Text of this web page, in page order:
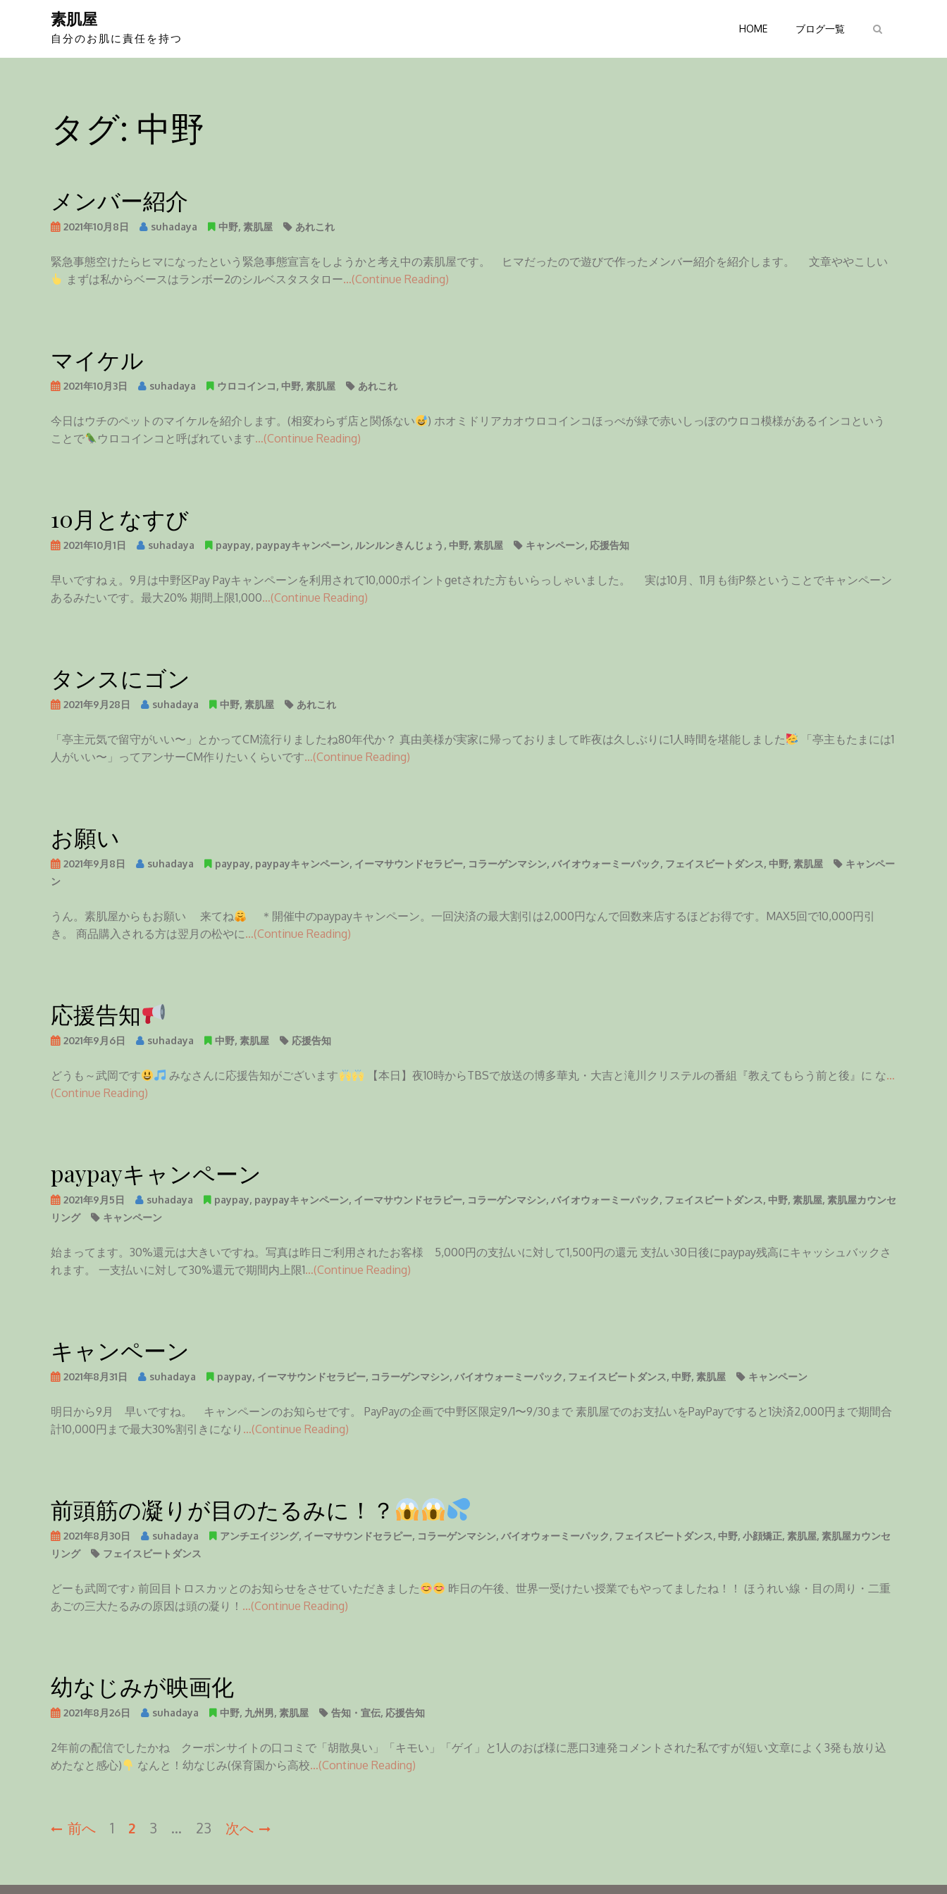
p
素肌屋
自分のお肌に責任を持つ
HOME ブログ一覧
タグ: 中野
メンバー紹介
2021年10月8日 suhadaya 中野, 素肌屋 あれこれ
緊急事態空けたらヒマになったという緊急事態宣言をしようかと考え中の素肌屋です。 ヒマだったので遊びで作ったメンバー紹介を紹介します。 文章ややこしい
まずは私からベースはランボー2のシルベスタスタロー…(Continue Reading)
マイケル
2021年10月3日 suhadaya ウロコインコ, 中野, 素肌屋 あれこれ
今日はウチのペットのマイケルを紹介します。(相変わらず店と関係ない
) ホオミドリアカオウロコインコほっぺが緑で赤いしっぽのウロコ模様があるインコという
ことで
ウロコインコと呼ばれています…(Continue Reading)
10月となすび
2021年10月1日 suhadaya paypay, paypayキャンペーン, ルンルンきんじょう , 中野, 素肌屋 キャンペーン, 応援告知
早いですねぇ。9月は中野区Pay Payキャンペーンを利用されて10,000ポイントgetされた方もいらっしゃいました。 実は10月、11月も街P祭ということでキャンペーン
あるみたいです。最大20% 期間上限1,000…(Continue Reading)
タンスにゴン
2021年9月28日 suhadaya 中野, 素肌屋 あれこれ
「亭主元気で留守がいい〜」とかってCM流行りましたね80年代か？ 真由美様が実家に帰っておりまして昨夜は久しぶりに1人時間を堪能しました
「亭主もたまには1
人がいい〜」ってアンサーCM作りたいくらいです…(Continue Reading)
お願い
2021年9月8日 suhadaya paypay, paypayキャンペーン, イーマサウンドセラピー, コラーゲンマシン, バイオウォーミーパック, フェイスビートダンス, 中野, 素肌屋
キャンペー
ン
うん。素肌屋からもお願い 来てね
＊開催中のpaypayキャンペーン。一回決済の最大割引は2,000円なんで回数来店するほどお得です。MAX5回で10,000円引
き。 商品購入される方は翌月の松やに…(Continue Reading)
応援告知
2021年9月6日 suhadaya 中野, 素肌屋 応援告知
どうも～武岡です みなさんに応援告知がございます 【本日】夜10時からTBSで放送の博多華丸・大吉と滝川クリステルの番組『教えてもらう前と後』に な…
(Continue Reading)
paypayキャンペーン
2021年9月5日 suhadaya paypay, paypayキャンペーン, イーマサウンドセラピー, コラーゲンマシン, バイオウォーミーパック, フェイスビートダンス, 中野, 素肌屋, 素肌屋カウンセ
リング
キャンペーン
始まってます。30%還元は大きいですね。写真は昨日ご利用されたお客様 5,000円の支払いに対して1,500円の還元 支払い30日後にpaypay残高にキャッシュバックさ
れます。 一支払いに対して30%還元で期間内上限1…(Continue Reading)
キャンペーン
2021年8月31日 suhadaya paypay, イーマサウンドセラピー, コラーゲンマシン, バイオウォーミーパック, フェイスビートダンス, 中野, 素肌屋 キャンペーン
明日から9月 早いですね。 キャンペーンのお知らせです。 PayPayの企画で中野区限定9/1〜9/30まで 素肌屋でのお支払いをPayPayですると1決済2,000円まで期間合
計10,000円まで最大30%割引きになり …(Continue Reading)
前頭筋の凝りが目のたるみに！？
2021年8月30日 suhadaya アンチエイジング, イーマサウンドセラピー, コラーゲンマシン, バイオウォーミーパック, フェイスビートダンス, 中野, 小顔矯正, 素肌屋, 素肌屋カウンセ
リング
フェイスビートダンス
どーも武岡です♪ 前回目トロスカッとのお知らせをさせていただきました
昨日の午後、世界一受けたい授業でもやってましたね！！ ほうれい線・目の周り・二重
あごの三大たるみの原因は頭の凝り！ …(Continue Reading)
幼なじみが映画化
2021年8月26日 suhadaya 中野, 九州男, 素肌屋 告知・宣伝, 応援告知
2年前の配信でしたかね クーポンサイトの口コミで「胡散臭い」「キモい」「ゲイ」と1人のおば様に悪口3連発コメントされた私ですが(短い文章によく3発も放り込
めたなと感心)
なんと！幼なじみ(保育園から高校…(Continue Reading)
投前へ 1 2 3 … 23 次へ